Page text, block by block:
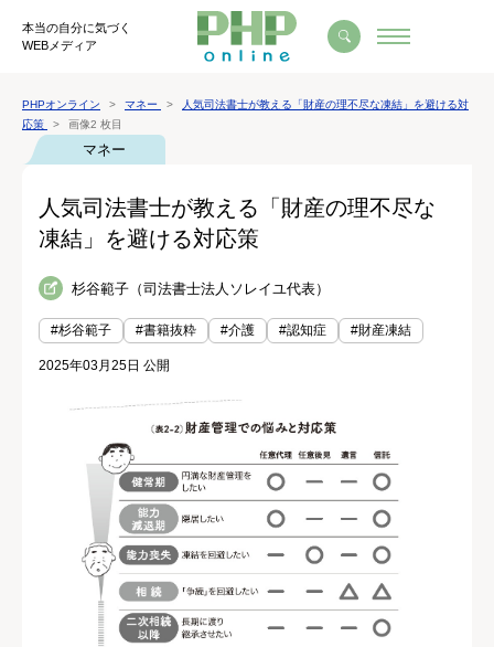
本当の自分に気づく
WEBメディア
PHPオンライン マネー
人気司法書士が教える「財産の理不尽な凍結」を避ける対
応策
画像2 枚目
マネー
人気司法書士が教える「財産の理不尽な
凍結」を避ける対応策
杉谷範子（司法書士法人ソレイユ代表）
#杉谷範子 #書籍抜粋 #介護 #認知症 #財産凍結
2025年03月25日 公開